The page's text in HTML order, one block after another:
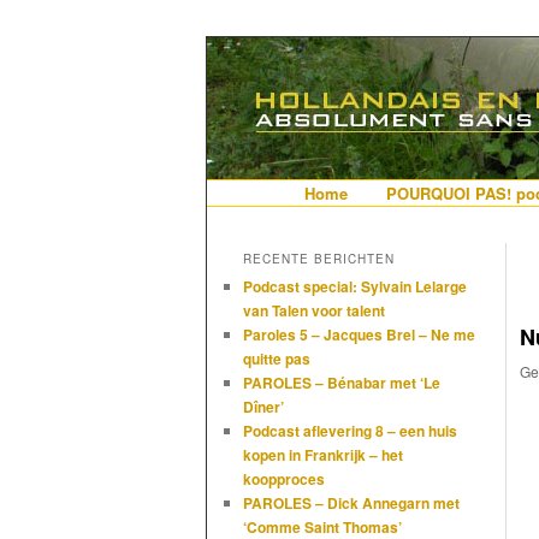
Hollandais
De gezelligste website voor
Spring naar de primaire
Spring naar de secundaire
Home POURQUOI PAS!
RECENTE BERICHTEN
Podcast special: Sylvain Lelarge
van Talen voor talent
Paroles 5 – Jacques Brel – Ne me
quitte pas
PAROLES – Bénabar met ‘Le
Dîner’
Podcast aflevering 8 – een huis
kopen in Frankrijk – het
koopproces
PAROLES – Dick Annegarn met
‘Comme Saint Thomas’